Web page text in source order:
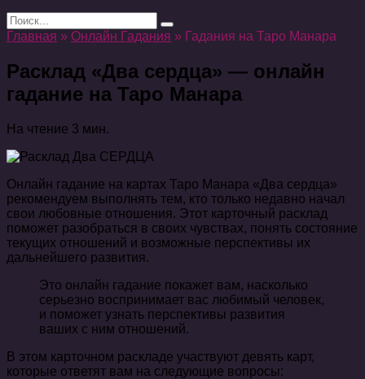
Search
for:
Главная » Онлайн Гадания » Гадания на Таро Манара
Расклад «Два сердца» — онлайн
гадание на Таро Манара
На чтение 3 мин.
Онлайн гадание на картах Таро Манара «Два сердца»
рекомендуем выполнять тем, кто только недавно начал
свои любовные отношения. Этот карточный расклад
поможет разобраться в своих чувствах, понять состояние
текущих отношений и возможные перспективы их
дальнейшего развития.
Это онлайн гадание покажет вам, насколько
серьезно воспринимает вас любимый человек,
и поможет узнать перспективы развития
ваших с ним отношений.
В этом карточном раскладе участвуют девять карт,
которые ответят вам на следующие вопросы: